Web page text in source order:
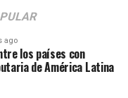
a los 80 efectivos ya
el envío de grupos
Servicio Marítimo de
ago
los países con
de América Latina